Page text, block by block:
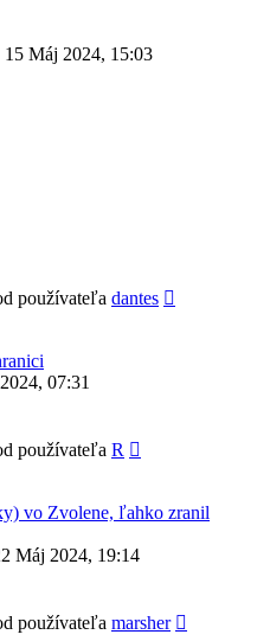
15 Máj 2024, 15:03
používateľa dantes
07:31
používateľa R
vo Zvolene, ľahko zranil
Máj 2024, 19:14
používateľa marsher